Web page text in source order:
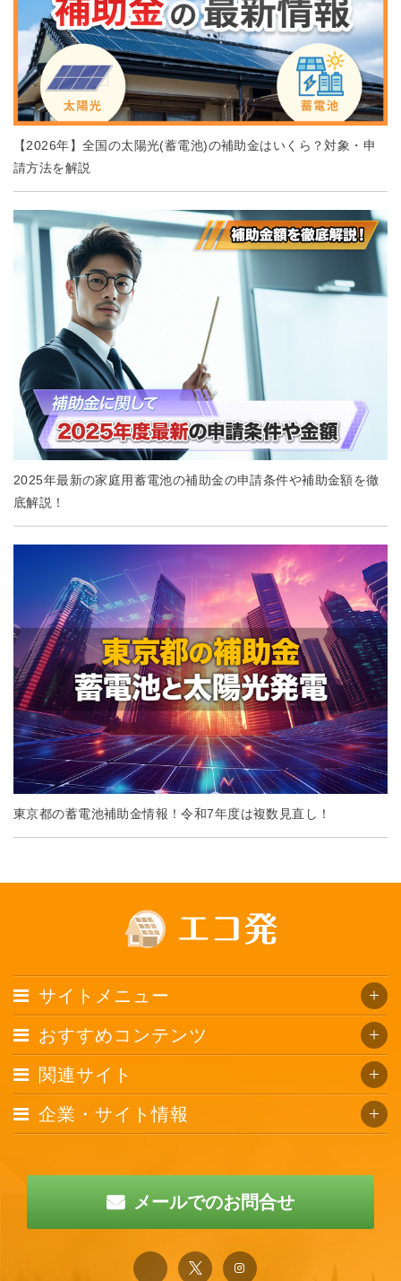
【2026年】全国の太陽光(蓄電池)の補助金はいくら？対象・申
請方法を解説
2025年最新の家庭用蓄電池の補助金の申請条件や補助金額を徹
底解説！
東京都の蓄電池補助金情報！令和7年度は複数見直し！
サイトメニュー
おすすめコンテンツ
関連サイト
企業・サイト情報
メールでのお問合せ